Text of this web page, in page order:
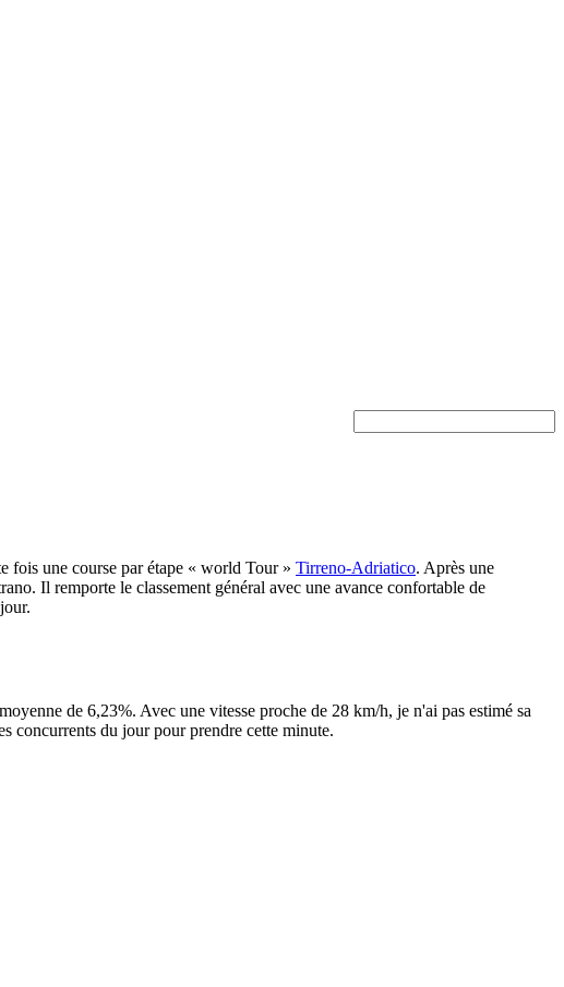
fois une course par étape « world Tour » Tirreno-Adriatico. Après une
Il remporte le classement général avec une avance confortable de
de 6,23%. Avec une vitesse proche de 28 km/h, je n'ai pas estimé sa
concurrents du jour pour prendre cette minute.